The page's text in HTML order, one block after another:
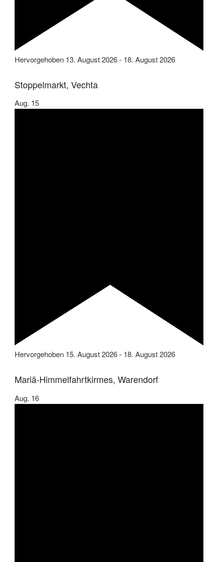
Hervorgehoben 13. August 2026- 18. August 2026
Stoppelmarkt, Vechta
Aug. 15
Hervorgehoben 15. August 2026- 18. August 2026
Mariä-Himmelfahrtkirmes, Warendorf
Aug. 16